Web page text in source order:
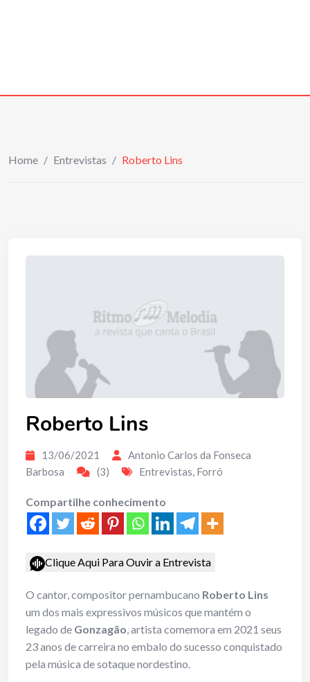
Home / Entrevistas / Roberto Lins
Roberto Lins
13/06/2021
Antonio Carlos da Fonseca
Barbosa
(3) Entrevistas, Forró
Compartilhe conhecimento
Clique Aqui Para Ouvir a Entrevista
O cantor, compositor pernambucano Roberto Lins
um dos mais expressivos músicos que mantém o
legado de Gonzagão, artista comemora em 2021 seus
23 anos de carreira no embalo do sucesso conquistado
pela música de sotaque nordestino.